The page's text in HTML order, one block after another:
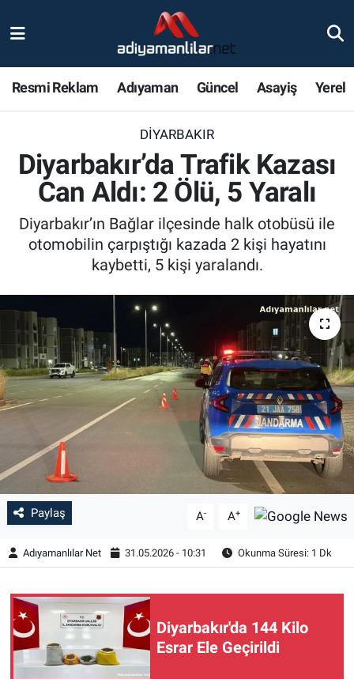
Resmi Reklam Adıyaman Güncel Asayiş Yerel
DIYARBAKIR
Diyarbakır’da Trafik Kazası
Can Aldı: 2 Ölü, 5 Yaralı
Diyarbakır’ın Bağlar ilçesinde halk otobüsü ile
otomobilin çarpıştığı kazada 2 kişi hayatını
kaybetti, 5 kişi yaralandı.
Paylaş A- A+
Adıyamanlılar Net 31.05.2026 - 10:31 Okunma Süresi: 1 Dk
Diyarbakır'da 144 Kilo
Esrar Ele Geçirildi
Magazin
Bölge Haberleri
Gündem
Sağlık
Özel Haber
Kültür Sanat
Eğitim
Ekonomi
BİLİM VE TEKNOLOJİ
Şambayat Haber
Nöbetçi Eczaneler
Adiyaman Namaz Vakitleri
Trafik Durumu
Süper Lig Puan Durumu ve Fikstür
Tüm Manşetler
Son Dakika Haberleri
Haber Arşivi